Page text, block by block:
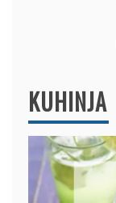
KUHINJA